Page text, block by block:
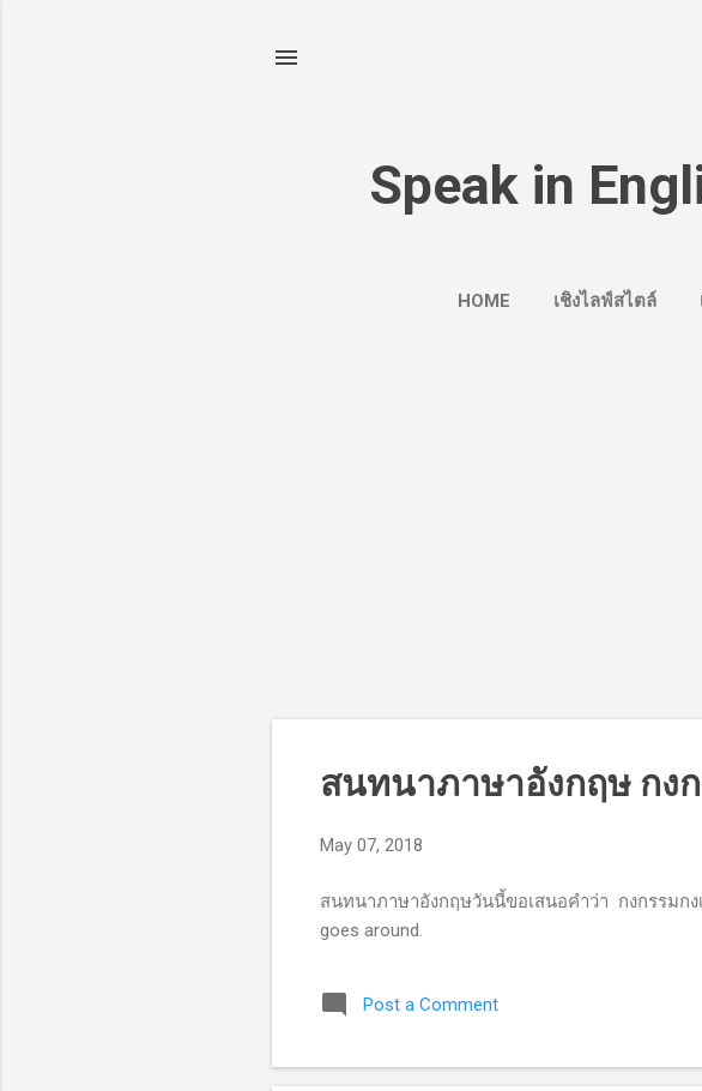
Speak in
HOME เชิงไลฟ์สไตล์
สนทนาภาษาอังกฤษ กง
May 07, 2018
สนทนาภาษาอังกฤษวันนี้ขอเสนอคำว่า กงกรรมกง
goes around.
Post a Comment